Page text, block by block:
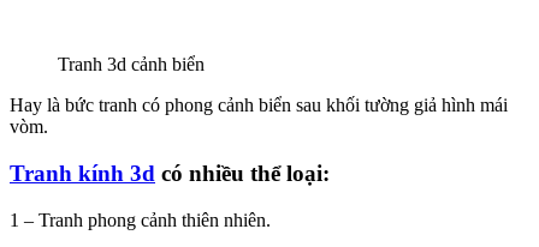
Tranh 3d cảnh biển
Hay là bức tranh có phong cảnh biển sau khối tường giả hình mái
vòm.
Tranh kính 3d có nhiều thể loại:
1 – Tranh phong cảnh thiên nhiên.